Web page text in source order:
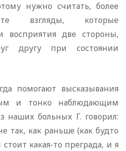
нужно считать, более
те взгляды, которые
восприятия две стороны,
другу при состоянии
помогают высказывания
и тонко наблюдающим
наших больных Г. говорил:
так, как раньше (как будто
какая-то преграда, и я